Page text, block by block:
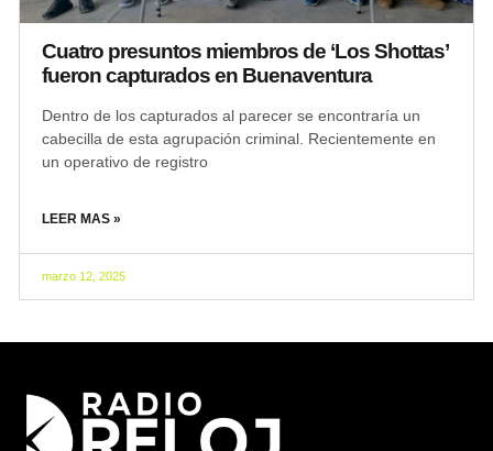
Cuatro presuntos miembros de ‘Los Shottas’
fueron capturados en Buenaventura
Dentro de los capturados al parecer se encontraría un
cabecilla de esta agrupación criminal. Recientemente en
un operativo de registro
LEER MAS »
marzo 12, 2025